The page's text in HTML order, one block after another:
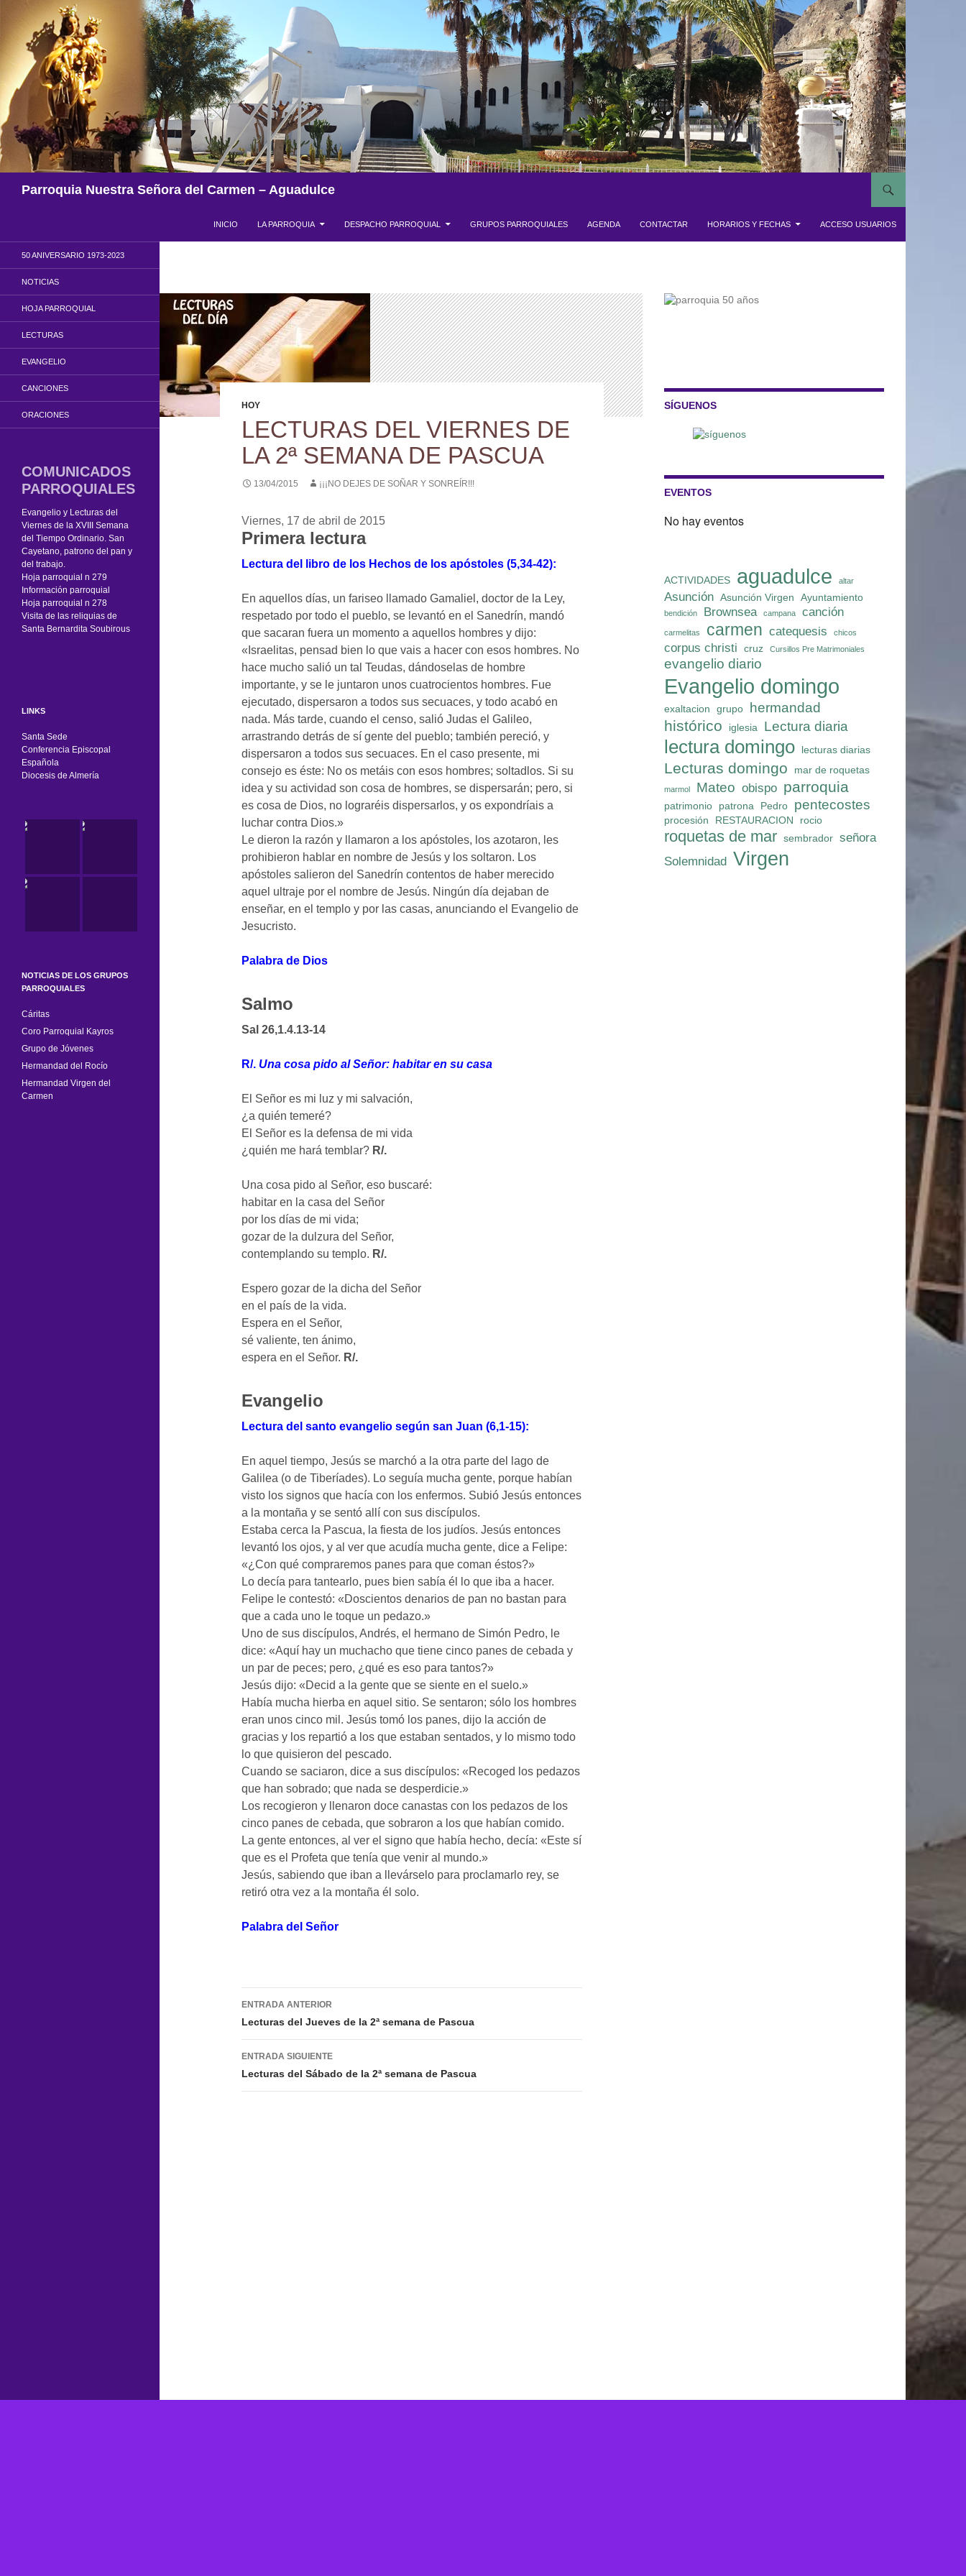
contenido
Parroquia Nuestra Señora del Carmen – Aguadulce
INICIO LA PARROQUIA DESPACHO PARROQUIAL GRUPOS PARROQUIALES AGENDA CONTACTAR HORARIOS Y FECHAS ACCESO USUARIOS
HOY
LECTURAS DEL VIERNES DE
LA 2ª SEMANA DE PASCUA
13/04/2015 ¡¡¡NO DEJES DE SOÑAR Y SONREÍR!!!
Viernes, 17 de abril de 2015
Primera lectura
Lectura del libro de los Hechos de los apóstoles (5,34-42):
En aquellos días, un fariseo llamado Gamaliel, doctor de la Ley,
respetado por todo el pueblo, se levantó en el Sanedrín, mandó
que sacaran fuera un momento a aquellos hombres y dijo:
«Israelitas, pensad bien lo que vais a hacer con esos hombres. No
hace mucho salió un tal Teudas, dándoselas de hombre
importante, y se le juntaron unos cuatrocientos hombres. Fue
ejecutado, dispersaron a todos sus secuaces, y todo acabó en
nada. Más tarde, cuando el censo, salió Judas el Galileo,
arrastrando detrás de sí gente del pueblo; también pereció, y
dispersaron a todos sus secuaces. En el caso presente, mi
consejo es éste: No os metáis con esos hombres; soltadlos. Si su
idea y su actividad son cosa de hombres, se dispersarán; pero, si
es cosa de Dios, no lograréis dispersarlos, y os expondríais a
luchar contra Dios.»
Le dieron la razón y llamaron a los apóstoles, los azotaron, les
prohibieron hablar en nombre de Jesús y los soltaron. Los
apóstoles salieron del Sanedrín contentos de haber merecido
aquel ultraje por el nombre de Jesús. Ningún día dejaban de
enseñar, en el templo y por las casas, anunciando el Evangelio de
Jesucristo.
Palabra de Dios
Salmo
Sal 26,1.4.13-14
R/. Una cosa pido al Señor: habitar en su casa
El Señor es mi luz y mi salvación,
¿a quién temeré?
El Señor es la defensa de mi vida
¿quién me hará temblar? R/.
Una cosa pido al Señor, eso buscaré:
habitar en la casa del Señor
por los días de mi vida;
gozar de la dulzura del Señor,
contemplando su templo. R/.
Espero gozar de la dicha del Señor
en el país de la vida.
Espera en el Señor,
sé valiente, ten ánimo,
espera en el Señor. R/.
Evangelio
Lectura del santo evangelio según san Juan (6,1-15):
En aquel tiempo, Jesús se marchó a la otra parte del lago de
Galilea (o de Tiberíades). Lo seguía mucha gente, porque habían
visto los signos que hacía con los enfermos. Subió Jesús entonces
a la montaña y se sentó allí con sus discípulos.
Estaba cerca la Pascua, la fiesta de los judíos. Jesús entonces
levantó los ojos, y al ver que acudía mucha gente, dice a Felipe:
«¿Con qué compraremos panes para que coman éstos?»
Lo decía para tantearlo, pues bien sabía él lo que iba a hacer.
Felipe le contestó: «Doscientos denarios de pan no bastan para
que a cada uno le toque un pedazo.»
Uno de sus discípulos, Andrés, el hermano de Simón Pedro, le
dice: «Aquí hay un muchacho que tiene cinco panes de cebada y
un par de peces; pero, ¿qué es eso para tantos?»
Jesús dijo: «Decid a la gente que se siente en el suelo.»
Había mucha hierba en aquel sitio. Se sentaron; sólo los hombres
eran unos cinco mil. Jesús tomó los panes, dijo la acción de
gracias y los repartió a los que estaban sentados, y lo mismo todo
lo que quisieron del pescado.
Cuando se saciaron, dice a sus discípulos: «Recoged los pedazos
que han sobrado; que nada se desperdicie.»
Los recogieron y llenaron doce canastas con los pedazos de los
cinco panes de cebada, que sobraron a los que habían comido.
La gente entonces, al ver el signo que había hecho, decía: «Este sí
que es el Profeta que tenía que venir al mundo.»
Jesús, sabiendo que iban a llevárselo para proclamarlo rey, se
retiró otra vez a la montaña él solo.
Palabra del Señor
Navegación
de
entradas
ENTRADA ANTERIOR
Lecturas del Jueves de la 2ª semana de Pascua
ENTRADA SIGUIENTE
Lecturas del Sábado de la 2ª semana de Pascua
SÍGUENOS
EVENTOS
No hay eventos
ACTIVIDADES aguadulce altar
Asunción Asunción Virgen Ayuntamiento
bendición Brownsea campana canción
carmelitas carmen catequesis chicos
corpus christi cruz Cursillos Pre Matrimoniales
evangelio diario
Evangelio domingo
exaltacion grupo hermandad
histórico iglesia Lectura diaria
lectura domingo lecturas diarias
Lecturas domingo mar de roquetas
marmol Mateo obispo parroquia
patrimonio patrona Pedro pentecostes
procesión RESTAURACION rocio
roquetas de mar sembrador señora
Solemnidad Virgen
50 ANIVERSARIO 1973-2023
NOTICIAS
HOJA PARROQUIAL
LECTURAS
EVANGELIO
CANCIONES
ORACIONES
COMUNICADOS
PARROQUIALES
Evangelio y Lecturas del
Viernes de la XVIII Semana
del Tiempo Ordinario. San
Cayetano, patrono del pan y
del trabajo.
Hoja parroquial n 279
Información parroquial
Hoja parroquial n 278
Visita de las reliquias de
Santa Bernardita Soubirous
LINKS
Santa Sede
Conferencia Episcopal
Española
Diocesis de Almería
NOTICIAS DE LOS GRUPOS
PARROQUIALES
Cáritas
Coro Parroquial Kayros
Grupo de Jóvenes
Hermandad del Rocío
Hermandad Virgen del
Carmen